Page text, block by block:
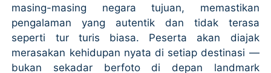
masing-masing negara tujuan, memastikan
pengalaman yang autentik dan tidak terasa
seperti tur turis biasa. Peserta akan diajak
merasakan kehidupan nyata di setiap destinasi —
bukan sekadar berfoto di depan landmark